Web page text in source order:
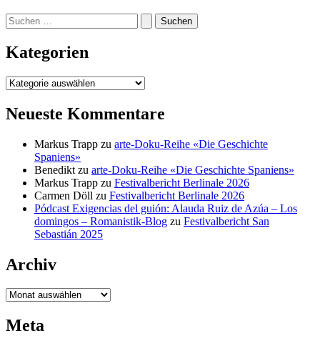
Suchen
nach:
Kategorien
Kategorien
Neueste Kommentare
Markus Trapp zu arte-Doku-Reihe «Die Geschichte
Spaniens»
Benedikt zu arte-Doku-Reihe «Die Geschichte Spaniens»
Markus Trapp zu Festivalbericht Berlinale 2026
Carmen Döll zu Festivalbericht Berlinale 2026
Pódcast Exigencias del guión: Alauda Ruiz de Azúa – Los
domingos – Romanistik-Blog zu Festivalbericht San
Sebastián 2025
Archiv
Archiv
Meta